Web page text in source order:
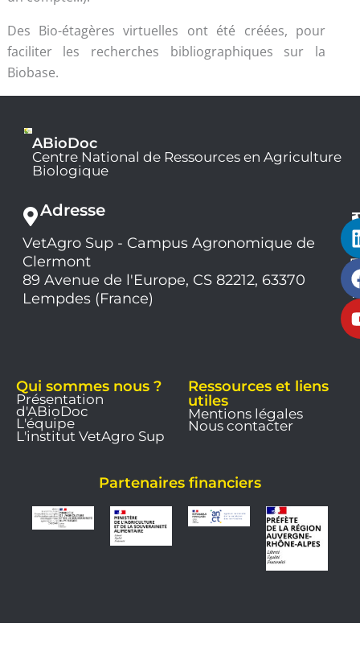
Des Bio-étagères virtuelles ont été créées, pour
faciliter les recherches bibliographiques sur la
Biobase.
ABioDoc
Centre National de Ressources en Agriculture
Biologique
Adresse
VetAgro Sup - Campus Agronomique de
Clermont
89 Avenue de l'Europe, CS 82212, 63370
Lempdes (France)
Qui sommes nous ?
Présentation
d'ABioDoc
L'équipe
L'institut VetAgro Sup
Ressources et liens
utiles
Mentions légales
Nous contacter
Partenaires financiers